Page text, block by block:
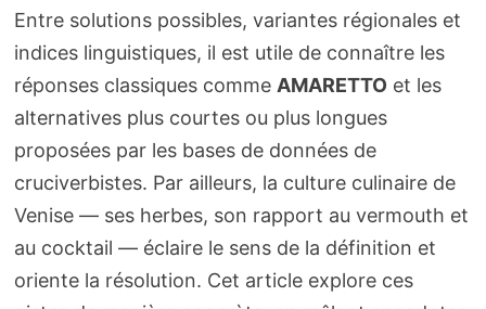
Entre solutions possibles, variantes régionales et
indices linguistiques, il est utile de connaître les
réponses classiques comme AMARETTO et les
alternatives plus courtes ou plus longues
proposées par les bases de données de
cruciverbistes. Par ailleurs, la culture culinaire de
Venise — ses herbes, son rapport au vermouth et
au cocktail — éclaire le sens de la définition et
oriente la résolution. Cet article explore ces